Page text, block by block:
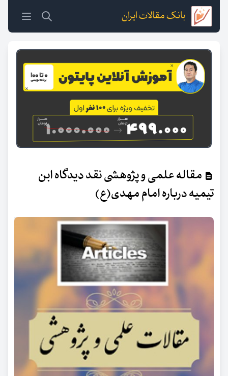
بانک مقالات ایران
مقاله علمی و پژوهشی نقد دیدگاه ابن
تیمیه درباره امام مهدی(ع)